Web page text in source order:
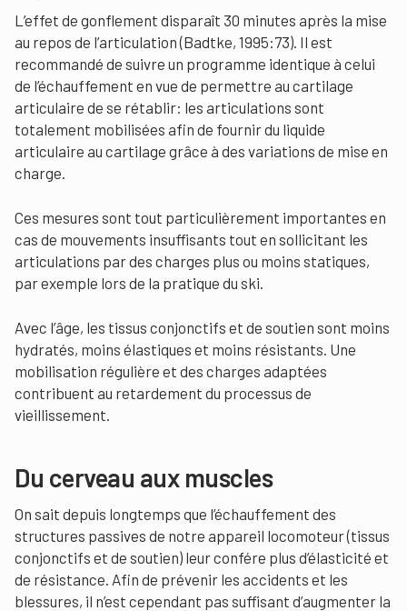
L’effet de gonflement disparaît 30 minutes après la mise
au repos de l’articulation (Badtke, 1995:73). Il est
recommandé de suivre un programme identique à celui
de l’échauffement en vue de permettre au cartilage
articulaire de se rétablir: les articulations sont
totalement mobilisées afin de fournir du liquide
articulaire au cartilage grâce à des variations de mise en
charge.
Ces mesures sont tout particulièrement importantes en
cas de mouvements insuffisants tout en sollicitant les
articulations par des charges plus ou moins statiques,
par exemple lors de la pratique du ski.
Avec l’âge, les tissus conjonctifs et de soutien sont moins
hydratés, moins élastiques et moins résistants. Une
mobilisation régulière et des charges adaptées
contribuent au retardement du processus de
vieillissement.
Du cerveau aux muscles
On sait depuis longtemps que l’échauffement des
structures passives de notre appareil locomoteur (tissus
conjonctifs et de soutien) leur confére plus d’élasticité et
de résistance. Afin de prévenir les accidents et les
blessures, il n’est cependant pas suffisant d’augmenter la